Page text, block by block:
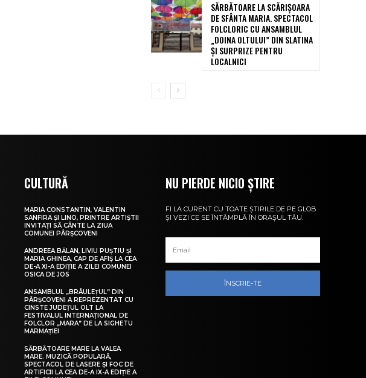
SĂRBĂTOARE LA SCĂRIȘOARA
DE SFÂNTA MARIA. SPECTACOL
FOLCLORIC CU ANSAMBLUL
„DOINA OLTULUI” DIN SLATINA
ȘI SURPRIZE PENTRU
LOCALNICI
CULTURĂ
MARIA CONSTANTIN, VALENTIN
SANFIRA ȘI LINO, PRINTRE ARTIȘTII
INVITAȚI SĂ CÂNTE LA ZIUA
COMUNEI PÂRȘCOVENI
ANDREEA BĂLAN, LIVIU PUȘTIU ȘI
MARIA GHINEA, CAP DE AFIȘ LA CEA
DE-A XI-A EDIȚIE A ZILEI COMUNEI
OSICA DE JOS
ANSAMBLUL „BRÂULEȚUL” DIN
PÂRȘCOVENI A REPREZENTAT CU
CINSTE JUDEȚUL OLT LA
FESTIVALUL INTERNAȚIONAL DE
FOLCLOR „MARA” DE LA SIGHETU
MARMAȚIEI
SĂRBĂTOARE MARE LA VALEA
MARE. MUZICĂ POPULARĂ,
SPECTACOL DE LASERE ȘI FOC DE
ARTIFICII LA CEA DE-A IX-A EDIȚIE A
NU PIERDE NICIO ȘTIRE
FI LA CURENT CU TOATE ȘTIRILE DE PE GLOB
ȘI VEZI CE SE ÎNTÂMPLĂ ÎN ORAȘUL TĂU.
ÎNSCRIE-TE